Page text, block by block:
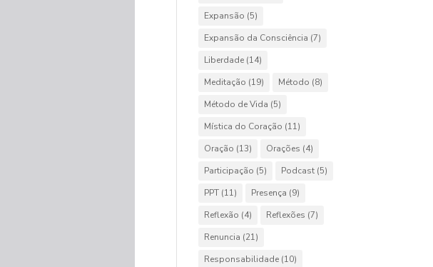
Expansão (5)
Expansão da Consciência (7)
Liberdade (14)
Meditação (19) Método (8)
Método de Vida (5)
Mística do Coração (11)
Oração (13) Orações (4)
Participação (5) Podcast (5)
PPT (11) Presença (9)
Reflexão (4) Reflexões (7)
Renuncia (21)
Responsabilidade (10)